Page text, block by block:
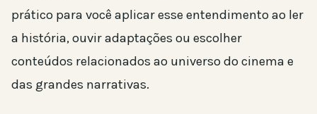
prático para você aplicar esse entendimento ao ler
a história, ouvir adaptações ou escolher
conteúdos relacionados ao universo do cinema e
das grandes narrativas.